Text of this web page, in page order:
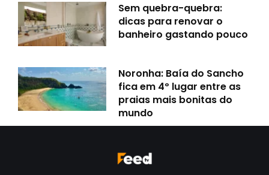
Sem quebra-quebra:
dicas para renovar o
banheiro gastando pouco
Noronha: Baía do Sancho
fica em 4º lugar entre as
praias mais bonitas do
mundo